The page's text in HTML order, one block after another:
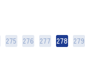
275 276 277 278 279